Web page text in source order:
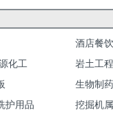
酒店餐
化工 岩土工
生物制药
护用品 挖掘机